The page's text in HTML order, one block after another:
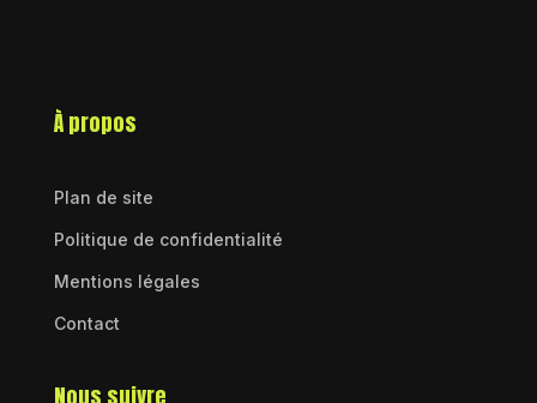
À propos
Plan de site
Politique de confidentialité
Mentions légales
Contact
Nous suivre